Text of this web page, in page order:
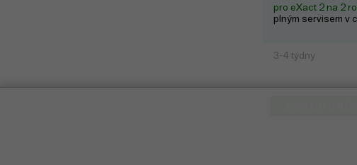
pro eXact 2 na 2
plným servisem v
3-4 týdny